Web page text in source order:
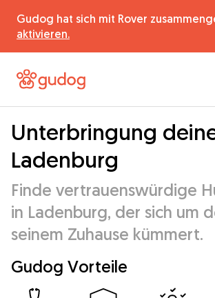
Gudog hat sich mit Rover
aktivieren.
Unterbringung
Ladenburg
Finde vertrauenswürdige
in Ladenburg, der sich um
seinem Zuhause kümmert.
Gudog Vorteile